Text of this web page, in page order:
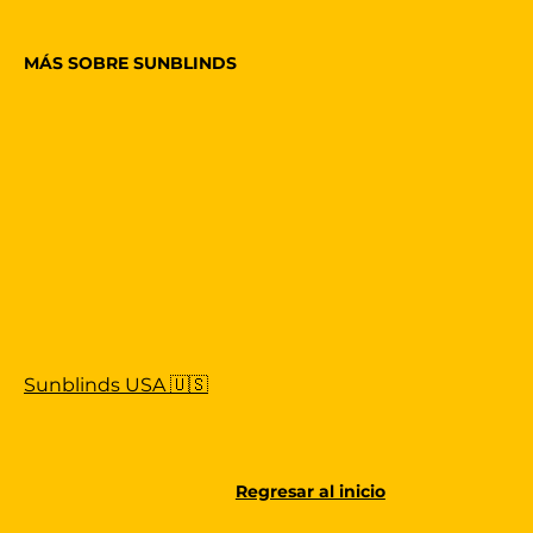
MÁS SOBRE SUNBLINDS
Sunblinds USA 🇺🇸
Regresar al inicio